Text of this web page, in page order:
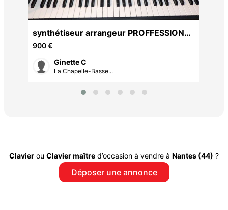
synthétiseur arrangeur PROFFESSIONEL
NEUF KORG PA 700
900 €
Ginette C
La Chapelle-Basse...
Clavier ou Clavier maître d’occasion à vendre à Nantes (44) ?
Déposer une annonce